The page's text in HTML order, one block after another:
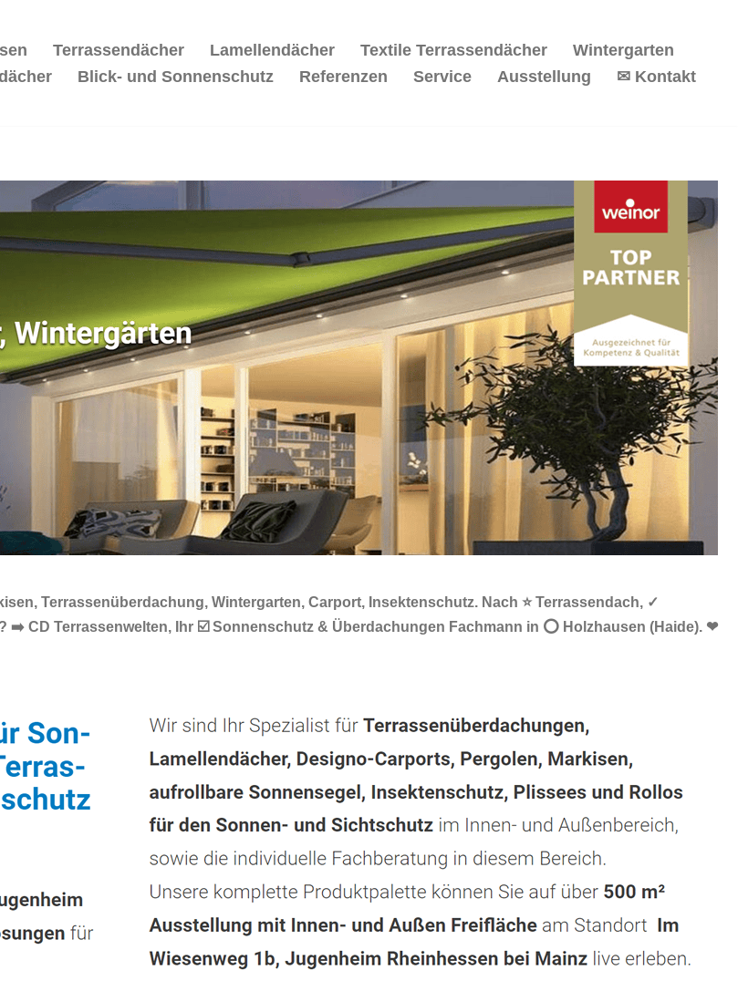
Terrassendächer Lamellendächer Textile Terrassendächer
Wintergarten
Blick- und Sonnenschutz Referenzen Service Ausstellung ✉ Kontakt
Terrassenüberdachung, Wintergarten, Carport, Insektenschutz. Nach ⭐ Terrassendach, ✓
➡️ CD Terrassenwelten, Ihr ☑️ Sonnenschutz & Überdachungen Fachmann in ⭕ Holzhausen (Haide). ❤